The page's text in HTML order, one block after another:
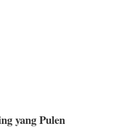
yang Pulen